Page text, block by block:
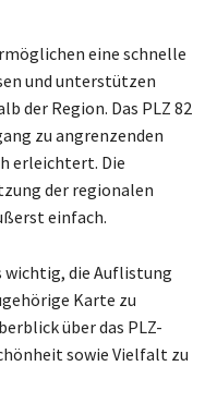
eine schnelle
und unterstützen
der Region. Das PLZ 82
zu angrenzenden
erleichtert. Die
der regionalen
einfach.
wichtig, die Auflistung
Karte zu
über das PLZ-
sowie Vielfalt zu